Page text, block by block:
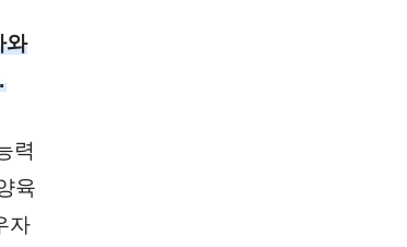
와
력
육
자